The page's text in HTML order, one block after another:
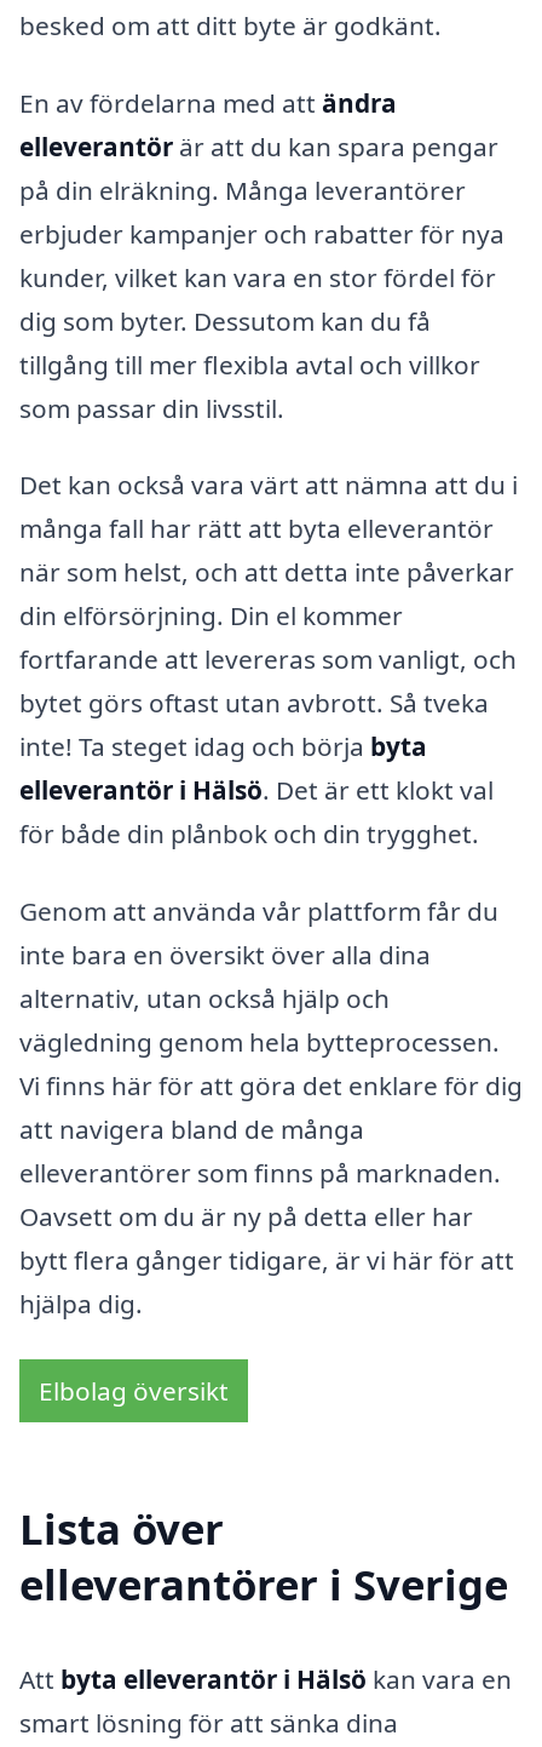
besked om att ditt byte är godkänt.
En av fördelarna med att ändra
elleverantör är att du kan spara pengar
på din elräkning. Många leverantörer
erbjuder kampanjer och rabatter för nya
kunder, vilket kan vara en stor fördel för
dig som byter. Dessutom kan du få
tillgång till mer flexibla avtal och villkor
som passar din livsstil.
Det kan också vara värt att nämna att du i
många fall har rätt att byta elleverantör
när som helst, och att detta inte påverkar
din elförsörjning. Din el kommer
fortfarande att levereras som vanligt, och
bytet görs oftast utan avbrott. Så tveka
inte! Ta steget idag och börja byta
elleverantör i Hälsö. Det är ett klokt val
för både din plånbok och din trygghet.
Genom att använda vår plattform får du
inte bara en översikt över alla dina
alternativ, utan också hjälp och
vägledning genom hela bytteprocessen.
Vi finns här för att göra det enklare för dig
att navigera bland de många
elleverantörer som finns på marknaden.
Oavsett om du är ny på detta eller har
bytt flera gånger tidigare, är vi här för att
hjälpa dig.
Elbolag översikt
Lista över
elleverantörer i Sverige
Att byta elleverantör i Hälsö kan vara en
smart lösning för att sänka dina